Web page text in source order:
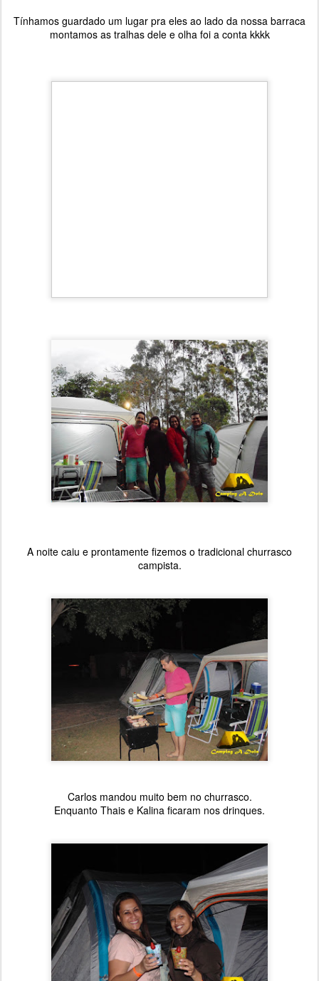
Tínhamos guardado um lugar pra eles ao lado da nossa barraca
montamos as tralhas dele e olha foi a conta kkkk
A noite caiu e prontamente fizemos o tradicional churrasco
campista.
Carlos mandou muito bem no churrasco.
Enquanto Thais e Kalina ficaram nos drinques.